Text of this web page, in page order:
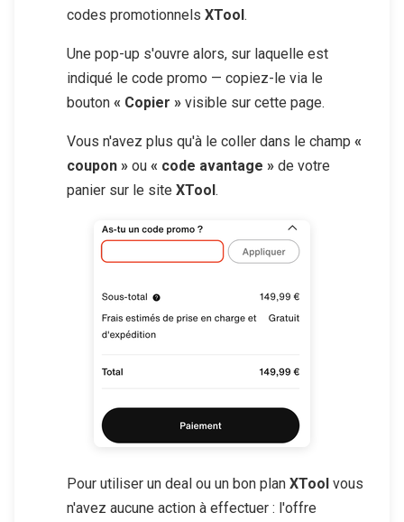
codes promotionnels XTool.
Une pop-up s'ouvre alors, sur laquelle est
indiqué le code promo — copiez-le via le
bouton « Copier » visible sur cette page.
Vous n'avez plus qu'à le coller dans le champ «
coupon » ou « code avantage » de votre
panier sur le site XTool.
Pour utiliser un deal ou un bon plan XTool vous
n'avez aucune action à effectuer : l'offre